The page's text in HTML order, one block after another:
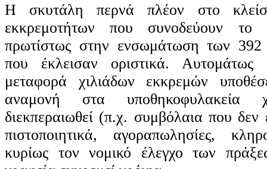
Η σκυτάλη περνά πλέον στο
εκκρεμοτήτων που συνοδεύουν το
πρωτίστως στην ενσωμάτωση των 392
που έκλεισαν οριστικά. Αυτομάτως
μεταφορά χιλιάδων εκκρεμών
αναμονή στα υποθηκοφυλακεία
διεκπεραιωθεί (π.χ. συμβόλαια που δεν
πιστοποιητικά, αγοραπωλησίες,
κυρίως τον νομικό έλεγχο των